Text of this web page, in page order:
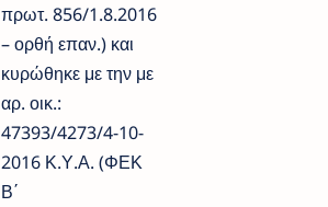
πρωτ. 856/1.8.2016
– ορθή επαν.) και
κυρώθηκε με την με
αρ. οικ.:
47393/4273/4-10-
2016 Κ.Υ.Α. (ΦΕΚ
Β΄